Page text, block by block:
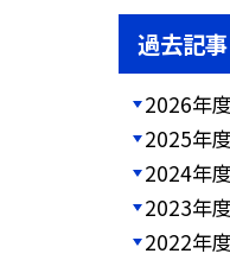
過去記事
2026年度
2025年度
2024年度
2023年度
2022年度